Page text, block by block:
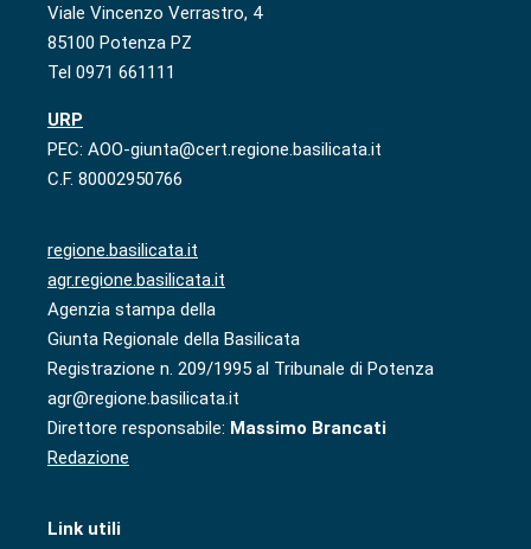
Viale Vincenzo Verrastro, 4
85100 Potenza PZ
Tel 0971 661111
URP
PEC: AOO-giunta@cert.regione.basilicata.it
C.F. 80002950766
regione.basilicata.it
agr.regione.basilicata.it
Agenzia stampa della
Giunta Regionale della Basilicata
Registrazione n. 209/1995 al Tribunale di Potenza
agr@regione.basilicata.it
Direttore responsabile: Massimo Brancati
Redazione
Link utili